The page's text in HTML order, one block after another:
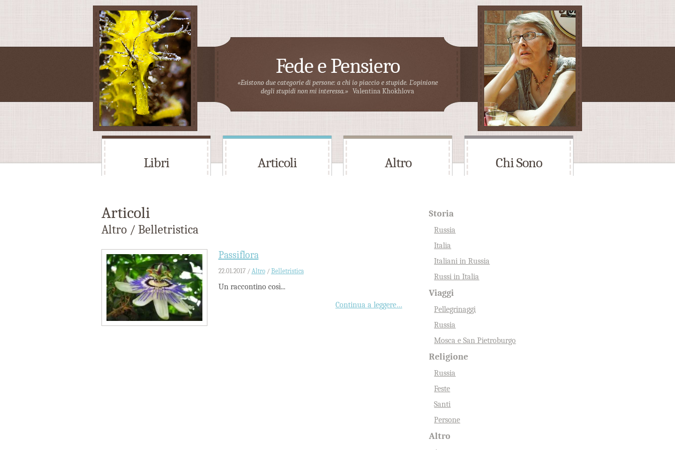
Fede e Pensiero
«Esistono due categorie di persone: a chi io piaccio e stupide. L’opinione
degli stupidi non mi interessa.» Valentina Khokhlova
Libri Articoli Altro Chi Sono
Storia
Russia
Italia
Italiani in Russia
Russi in Italia
Viaggi
Pellegrinaggi
Russia
Mosca e San Pietroburgo
Religione
Russia
Feste
Santi
Persone
Altro
Articoli
Altro / Belletristica
Passiflora
22.01.2017 / Altro/ Belletristica
Un raccontino così...
Continua a leggere…